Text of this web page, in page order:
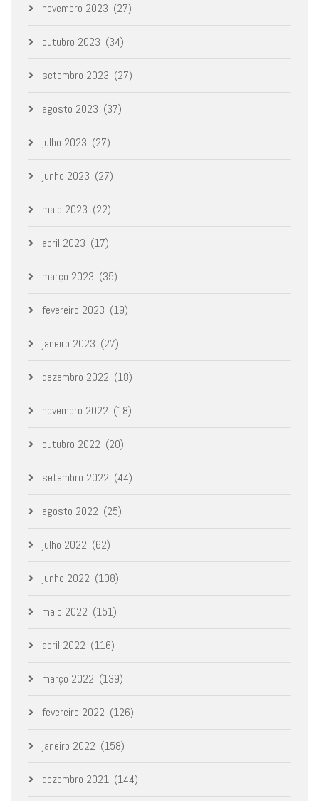
novembro 2023 (27)
outubro 2023 (34)
setembro 2023 (27)
agosto 2023 (37)
julho 2023 (27)
junho 2023 (27)
maio 2023 (22)
abril 2023 (17)
março 2023 (35)
fevereiro 2023 (19)
janeiro 2023 (27)
dezembro 2022 (18)
novembro 2022 (18)
outubro 2022 (20)
setembro 2022 (44)
agosto 2022 (25)
julho 2022 (62)
junho 2022 (108)
maio 2022 (151)
abril 2022 (116)
março 2022 (139)
fevereiro 2022 (126)
janeiro 2022 (158)
dezembro 2021 (144)